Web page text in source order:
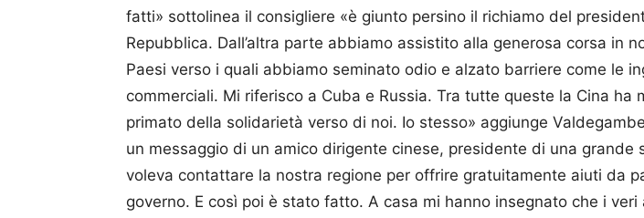
fatti» sottolinea il consigliere «è giunto persino il richiamo del
Repubblica. Dall’altra parte abbiamo assistito alla generosa corsa in
Paesi verso i quali abbiamo seminato odio e alzato barriere come le
commerciali. Mi riferisco a Cuba e Russia. Tra tutte queste la Cina ha
primato della solidarietà verso di noi. Io stesso» aggiunge
un messaggio di un amico dirigente cinese, presidente di una grande
voleva contattare la nostra regione per offrire gratuitamente aiuti da
governo. E così poi è stato fatto. A casa mi hanno insegnato che i veri